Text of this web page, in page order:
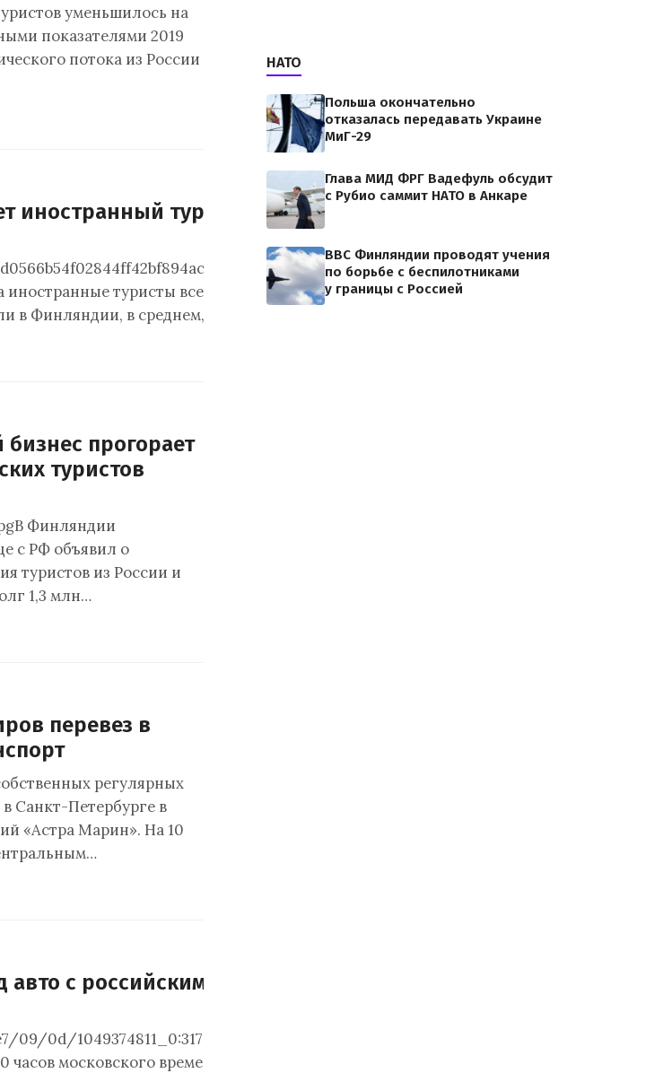
уменьшилось на
показателями 2019
потока из России
иностранный туризм
иностранные туристы всего посетили 4,7
в Финляндии, в среднем, 807…
прогорает
туристов
Финляндии
с РФ объявил о
туристов из России и
1,3 млн…
перевез в
регулярных
Санкт-Петербурге в
«Астра Марин». На 10
авто с российскими номерами
0d/
часов московского времени запретила въезд автомобилей с российской
НАТО
Польша окончательно
отказалась передавать Украине
МиГ-29
Глава МИД ФРГ Вадефуль обсудит
с Рубио саммит НАТО в Анкаре
ВВС Финляндии проводят учения
по борьбе с беспилотниками
у границы с Россией